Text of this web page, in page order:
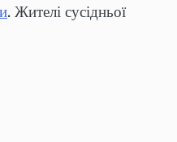
. Жителі сусідньої